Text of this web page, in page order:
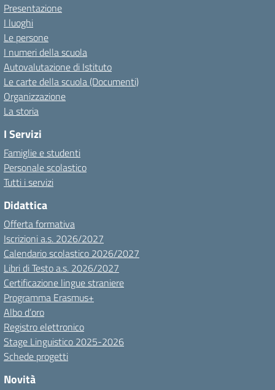
Presentazione
I luoghi
Le persone
I numeri della scuola
Autovalutazione di Istituto
Le carte della scuola (Documenti)
Organizzazione
La storia
I Servizi
Famiglie e studenti
Personale scolastico
Tutti i servizi
Didattica
Offerta formativa
Iscrizioni a.s. 2026/2027
Calendario scolastico 2026/2027
Libri di Testo a.s. 2026/2027
Certificazione lingue straniere
Programma Erasmus+
Albo d’oro
Registro elettronico
Stage Linguistico 2025-2026
Schede progetti
Novità